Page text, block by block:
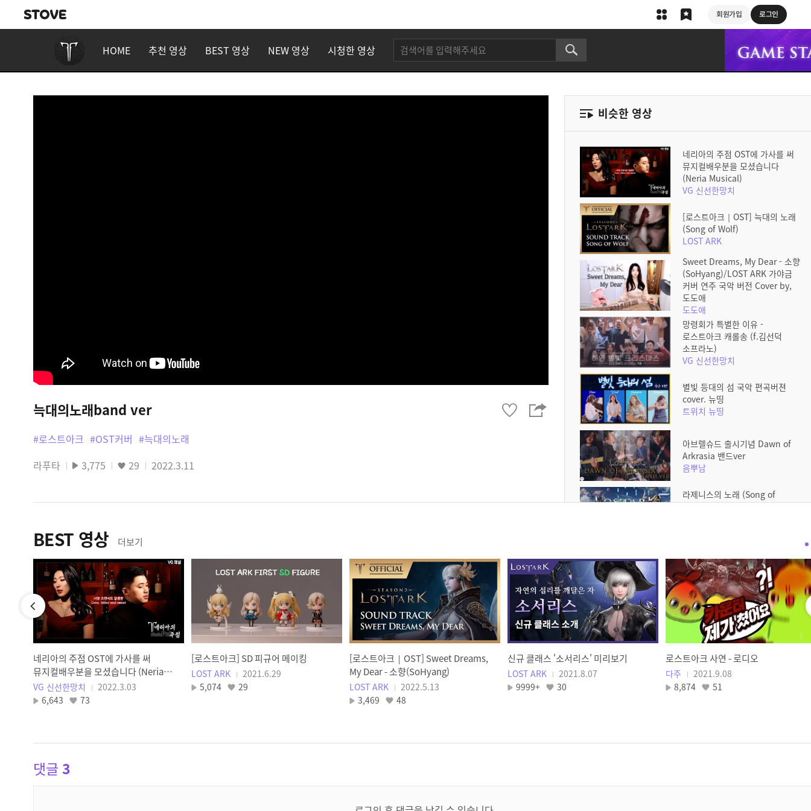
회원가입 로그인
HOME 추천 영상 BEST 영상 NEW 영상 시청한 영상
늑대의노래band ver
#로스트아크 #OST커버 #늑대의노래
라푸타
3,775 29 2022.3.11
비슷한 영상
네리아의 주점 OST에 가사를 써
뮤지컬배우분을 모셨습니다
(Neria Musical)
VG 신선한망치
[로스트아크｜OST] 늑대의 노래
(Song of Wolf)
LOST ARK
Sweet Dreams, My Dear - 소향
(SoHyang)/LOST ARK 가야금
커버 연주 국악 버전 Cover by,
도도애
도도애
망령회가 특별한 이유 -
로스트아크 캐롤송 (f.김선덕
소프라노)
VG 신선한망치
별빛 등대의 섬 국악 편곡버젼
cover. 뉴띵
트위치 뉴띵
아브렐슈드 출시기념 Dawn of
Arkrasia 밴드ver
음뿌남
라제니스의 노래 (Song of
Lazernes) BGM ㅣ엘가시아
다시, 여름방학(Cover) -
버클리음대졸업생바드
버클리음대졸업생 바드
[로스트아크｜OST] Sweet
Dreams, My Dear - 소향
(SoHyang) (Ver. Kor)
LOST ARK
엘가시아 OST Sweet Dreams,
My Dear 커버
인희네 놀이터
BEST 영상 더보기
네리아의 주점 OST에 가사를 써
뮤지컬배우분을 모셨습니다 (Neria
Musical)
VG 신선한망치
2022.3.03
6,643
73
[로스트아크] SD 피규어 메이킹
LOST ARK
2021.6.29
5,074
29
[로스트아크｜OST] Sweet Dreams,
My Dear - 소향(SoHyang)
LOST ARK
2022.5.13
3,469
48
신규 클래스 '소서리스' 미리보기
LOST ARK
2021.8.07
9999+
30
로스트아크 사연 - 로디오
다주
2021.9.08
8,874
51
댓글 3